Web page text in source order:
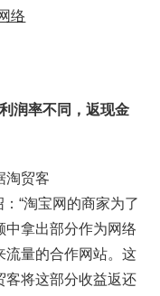
润率不同，返现金
淘贸客
“淘宝网的商家为了
中拿出部分作为网络
流量的合作网站。这
客将这部分收益返还